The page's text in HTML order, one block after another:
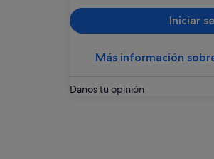
Iniciar
Más información
Danos tu opinión